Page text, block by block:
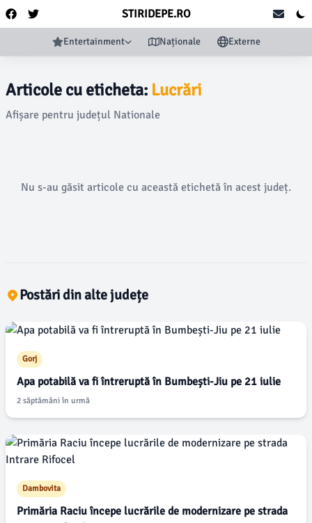
STIRIDEPE.RO
Entertainment Naționale Externe
Articole cu eticheta: Lucrări
Afișare pentru județul Nationale
Nu s-au găsit articole cu această etichetă în acest județ.
Postări din alte județe
Gorj
Apa potabilă va fi întreruptă în Bumbești-Jiu pe 21 iulie
2 săptămâni în urmă
Dambovita
Primăria Raciu începe lucrările de modernizare pe strada